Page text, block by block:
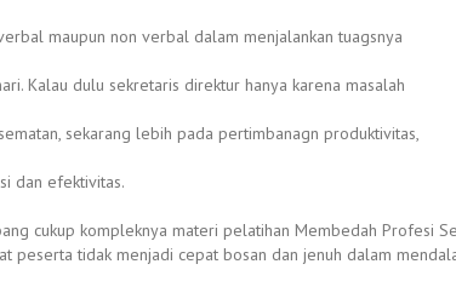
maupun non verbal dalam menjalankan tuagsnya
Kalau dulu sekretaris direktur hanya karena masalah
sekarang lebih pada pertimbanagn produktivitas,
dan efektivitas.
cukup kompleknya materi pelatihan Membedah Profesi
peserta tidak menjadi cepat bosan dan jenuh dalam